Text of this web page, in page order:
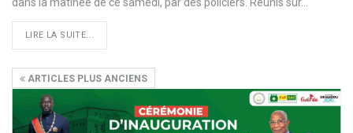
LIRE LA SUITE...
ARTICLES PLUS ANCIENS